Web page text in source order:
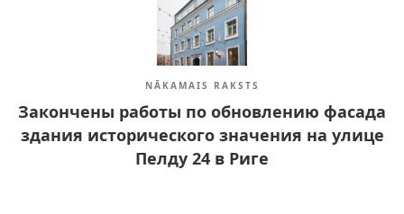
NĀKAMAIS RAKSTS
Закончены работы по обновлению фасада
здания исторического значения на улице
Пелду 24 в Риге